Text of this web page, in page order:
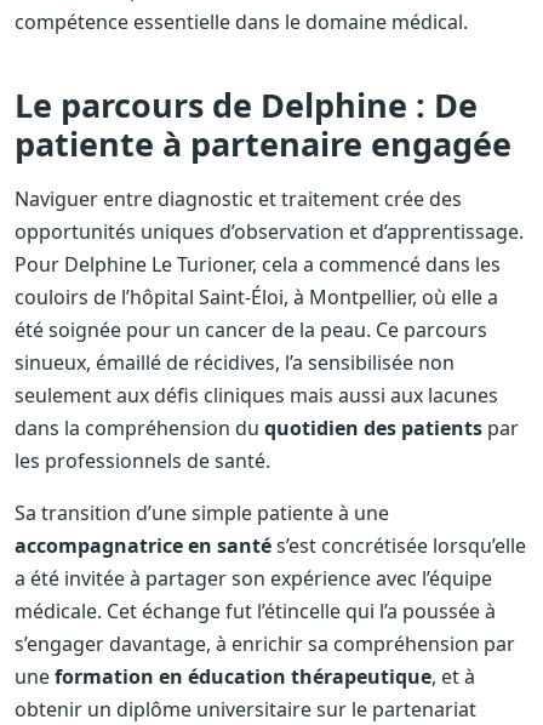
compétence essentielle dans le domaine médical.
Le parcours de Delphine : De
patiente à partenaire engagée
Naviguer entre diagnostic et traitement crée des
opportunités uniques d’observation et d’apprentissage.
Pour Delphine Le Turioner, cela a commencé dans les
couloirs de l’hôpital Saint-Éloi, à Montpellier, où elle a
été soignée pour un cancer de la peau. Ce parcours
sinueux, émaillé de récidives, l’a sensibilisée non
seulement aux défis cliniques mais aussi aux lacunes
dans la compréhension du quotidien des patients par
les professionnels de santé.
Sa transition d’une simple patiente à une
accompagnatrice en santés’est concrétisée lorsqu’elle
a été invitée à partager son expérience avec l’équipe
médicale. Cet échange fut l’étincelle qui l’a poussée à
s’engager davantage, à enrichir sa compréhension par
uneformation en éducation thérapeutique, et à
obtenir un diplôme universitaire sur le partenariat